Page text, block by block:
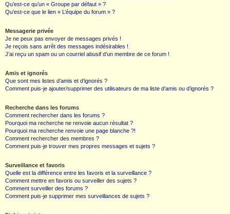
Qu’est-ce qu’un « Groupe par défaut » ?
Qu’est-ce que le lien « L’équipe du forum » ?
Messagerie privée
Je ne peux pas envoyer de messages privés !
Je reçois sans arrêt des messages indésirables !
J’ai reçu un spam ou un courriel abusif d’un membre de ce forum !
Amis et ignorés
Que sont mes listes d’amis et d’ignorés ?
Comment puis-je ajouter/supprimer des utilisateurs de ma liste d’amis ou d’ignorés ?
Recherche dans les forums
Comment rechercher dans les forums ?
Pourquoi ma recherche ne renvoie aucun résultat ?
Pourquoi ma recherche renvoie une page blanche ?!
Comment rechercher des membres ?
Comment puis-je trouver mes propres messages et sujets ?
Surveillance et favoris
Quelle est la différence entre les favoris et la surveillance ?
Comment mettre en favoris ou surveiller des sujets ?
Comment surveiller des forums ?
Comment puis-je supprimer mes surveillances de sujets ?